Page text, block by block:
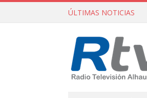
ÚLTIMAS NOTICIAS